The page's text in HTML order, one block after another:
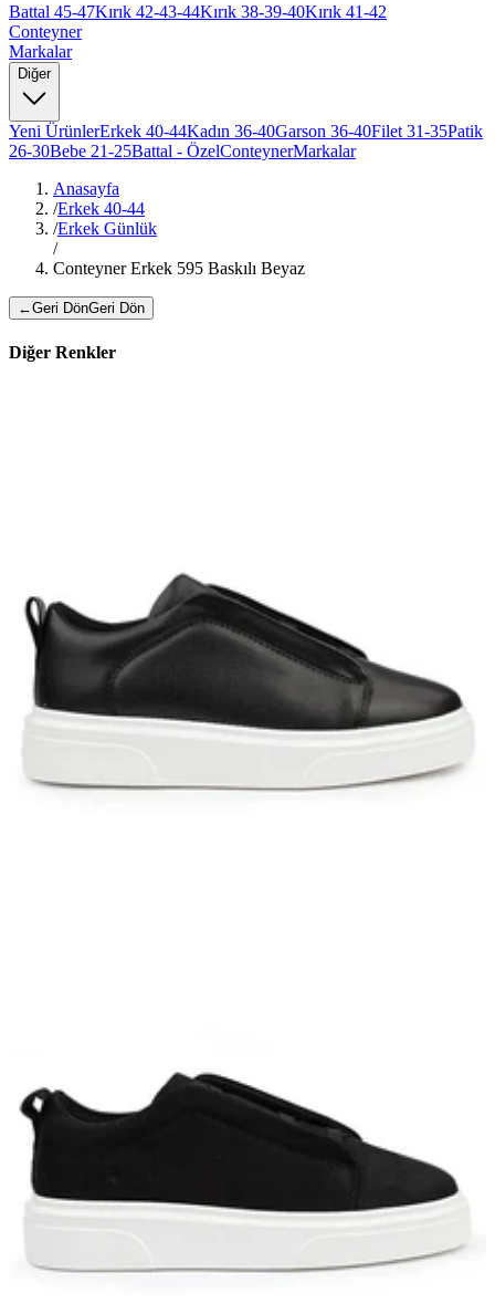
Battal 45-47Kırık 42-43-44Kırık 38-39-40Kırık 41-42
Conteyner
Markalar
Diğer
Yeni ÜrünlerErkek 40-44Kadın 36-40Garson 36-40Filet 31-35Patik
26-30Bebe 21-25Battal - ÖzelConteynerMarkalar
Anasayfa
/Erkek 40-44
/Erkek Günlük
/
Conteyner Erkek 595 Baskılı Beyaz
←Geri DönGeri Dön
Diğer Renkler